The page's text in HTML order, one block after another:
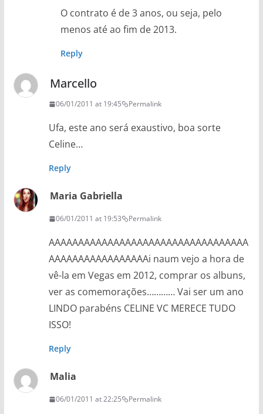
O contrato é de 3 anos, ou seja, pelo
menos até ao fim de 2013.
Reply
Marcello
06/01/2011 at 19:45 Permalink
Ufa, este ano será exaustivo, boa sorte
Celine…
Reply
Maria Gabriella
06/01/2011 at 19:53 Permalink
AAAAAAAAAAAAAAAAAAAAAAAAAAAAAAAAAA
AAAAAAAAAAAAAAAAAi naum vejo a hora de
vê-la em Vegas em 2012, comprar os albuns,
ver as comemorações………… Vai ser um ano
LINDO parabéns CELINE VC MERECE TUDO
ISSO!
Reply
Malia
06/01/2011 at 22:25 Permalink